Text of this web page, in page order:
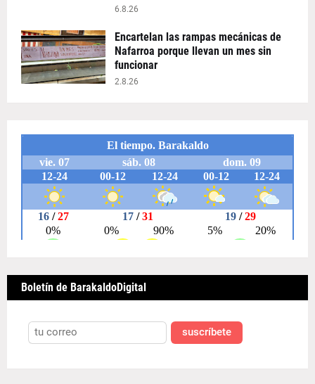
6.8.26
Encartelan las rampas mecánicas de
Nafarroa porque llevan un mes sin
funcionar
2.8.26
Boletín de BarakaldoDigital
suscríbete